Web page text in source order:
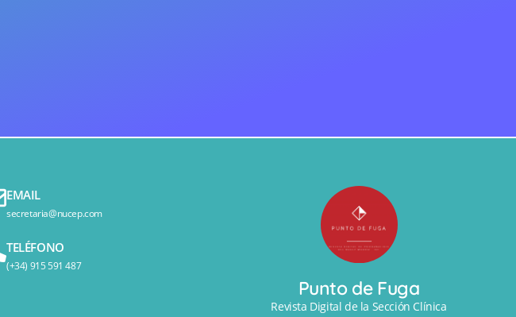
EMAIL
secretaria@nucep.com
TELÉFONO
(+34) 915 591 487
Punto de Fuga
Revista Digital de la Sección Clínica